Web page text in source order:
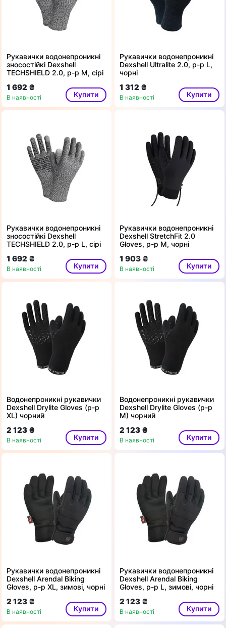
Рукавички водонепроникні
зносостійкі Dexshell
TECHSHIELD 2.0, p-p M, сірі
1 692 ₴
В наявності Купити
Рукавички водонепроникні
Dexshell Ultralite 2.0, p-p L,
чорні
1 312 ₴
В наявності Купити
Рукавички водонепроникні
зносостійкі Dexshell
TECHSHIELD 2.0, p-p L, сірі
1 692 ₴
В наявності Купити
Рукавички водонепроникні
Dexshell StretchFit 2.0
Gloves, р-р M, чорні
1 903 ₴
В наявності Купити
Водонепроникні рукавички
Dexshell Drylite Gloves (р-р
XL) чорний
2 123 ₴
В наявності Купити
Водонепроникні рукавички
Dexshell Drylite Gloves (р-р
M) чорний
2 123 ₴
В наявності Купити
Рукавички водонепроникні
Dexshell Arendal Biking
Gloves, p-p XL, зимові, чорні
2 123 ₴
В наявності Купити
Рукавички водонепроникні
Dexshell Arendal Biking
Gloves, p-p L, зимові, чорні
2 123 ₴
В наявності Купити